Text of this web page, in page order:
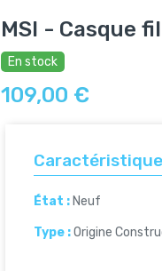
MSI - Casque
En stock
109,00 €
État : Neuf
Type :Origine